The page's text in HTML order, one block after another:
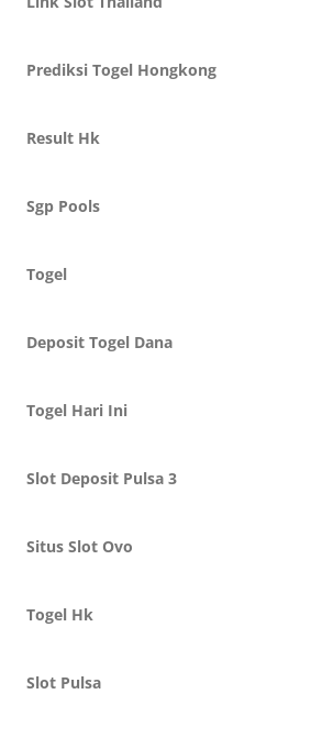
Prediksi Togel Hongkong
Result Hk
Sgp Pools
Togel
Deposit Togel Dana
Togel Hari Ini
Slot Deposit Pulsa 3
Situs Slot Ovo
Togel Hk
Slot Pulsa